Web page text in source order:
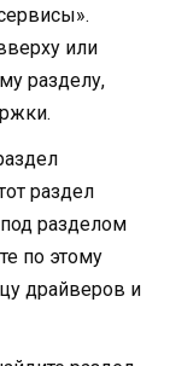
или
разделу,
раздел
разделом
по этому
драйверов и